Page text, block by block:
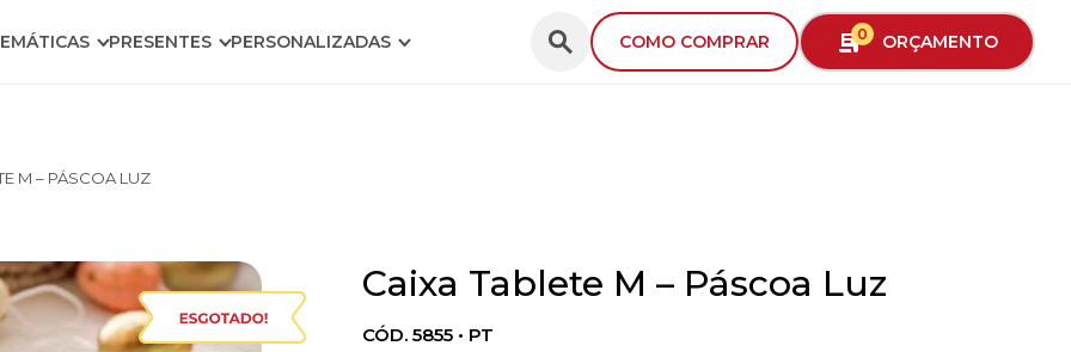
PRESENTES PERSONALIZADAS COMO COMPRAR 0 ORÇAMENTO
M – PÁSCOA LUZ
Warning: foreach()
must be of
/home/ideiaembalagensc/public_html/wp-
Caixa Tablete M – Páscoa Luz
CÓD. 5855 • PT